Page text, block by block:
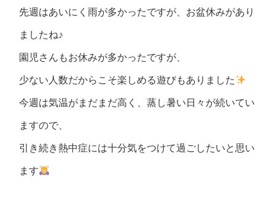
先週はあいにく雨が多かったですが、お盆休みがあり
ましたね♪
園児さんもお休みが多かったですが、
少ない人数だからこそ楽しめる遊びもありました
今週は気温がまだまだ高く、蒸し暑い日々が続いてい
ますので、
引き続き熱中症には十分気をつけて過ごしたいと思い
ます